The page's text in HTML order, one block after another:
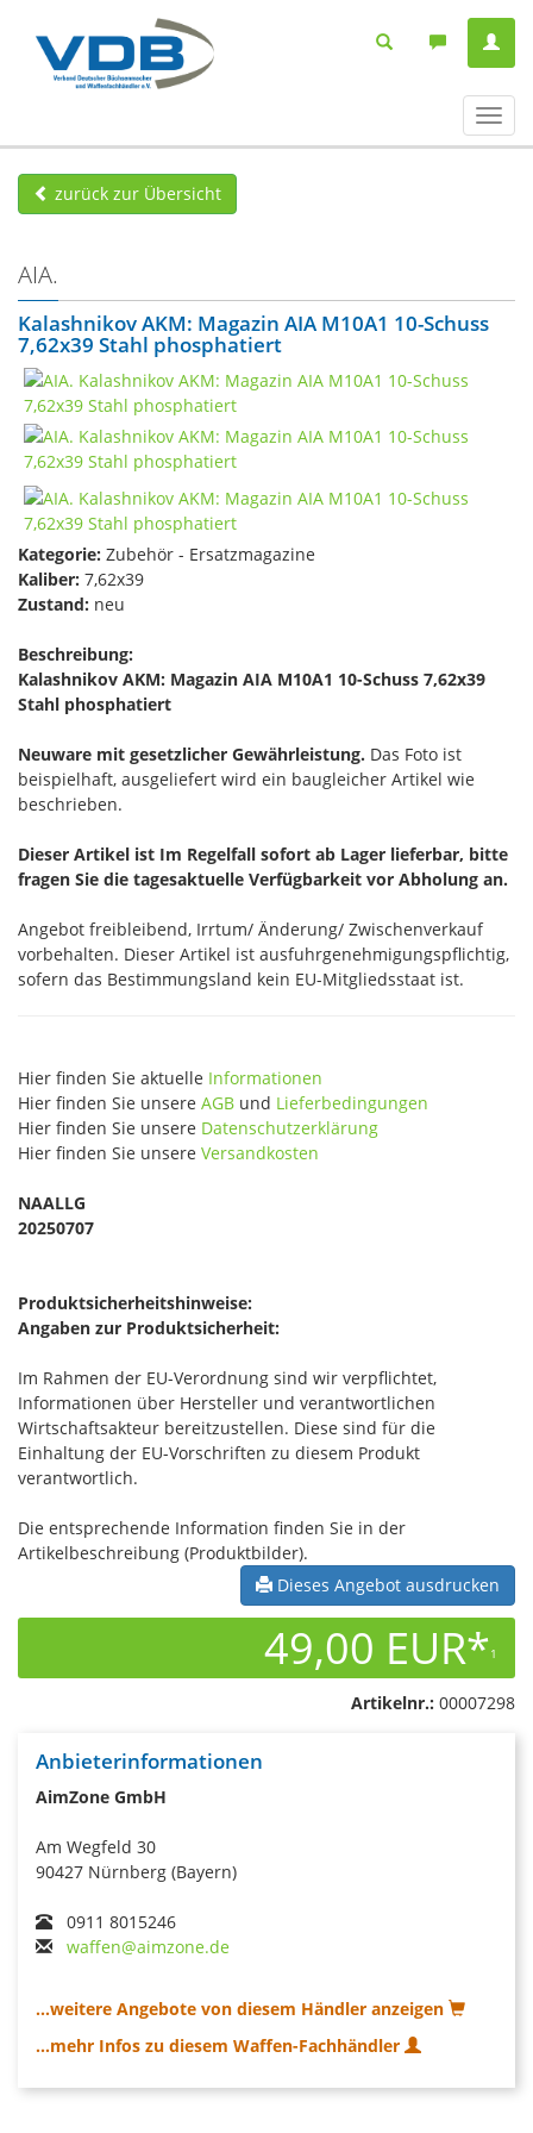
ein-/
zurück zur Übersicht
AIA.
Kalashnikov AKM: Magazin AIA M10A1 10-Schuss
7,62x39 Stahl phosphatiert
Kategorie: Zubehör - Ersatzmagazine
Kaliber: 7,62x39
Zustand: neu
Beschreibung:
Kalashnikov AKM: Magazin AIA M10A1 10-Schuss 7,62x39
Stahl phosphatiert
Neuware mit gesetzlicher Gewährleistung. Das Foto ist
beispielhaft, ausgeliefert wird ein baugleicher Artikel wie
beschrieben.
Dieser Artikel ist Im Regelfall sofort ab Lager lieferbar, bitte
fragen Sie die tagesaktuelle Verfügbarkeit vor Abholung an.
Angebot freibleibend, Irrtum/ Änderung/ Zwischenverkauf
vorbehalten. Dieser Artikel ist ausfuhrgenehmigungspflichtig,
sofern das Bestimmungsland kein EU-Mitgliedsstaat ist.
Hier finden Sie aktuelle Informationen
Hier finden Sie unsere AGB und Lieferbedingungen
Hier finden Sie unsere Datenschutzerklärung
Hier finden Sie unsere Versandkosten
NAALLG
20250707
Produktsicherheitshinweise:
Angaben zur Produktsicherheit:
Im Rahmen der EU-Verordnung sind wir verpflichtet,
Informationen über Hersteller und verantwortlichen
Wirtschaftsakteur bereitzustellen. Diese sind für die
Einhaltung der EU-Vorschriften zu diesem Produkt
verantwortlich.
Die entsprechende Information finden Sie in der
Artikelbeschreibung (Produktbilder).
Dieses Angebot ausdrucken
49,00 EUR*1
Artikelnr.: 00007298
Anbieterinformationen
AimZone GmbH
Am Wegfeld 30
90427 Nürnberg (Bayern)
0911 8015246
waffen@aimzone.de
...weitere Angebote von diesem Händler anzeigen
...mehr Infos zu diesem Waffen-Fachhändler